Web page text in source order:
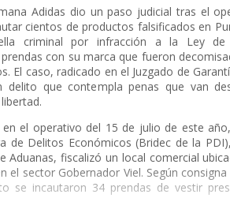
Adidas dio un paso judicial tras el
cientos de productos falsificados en
criminal por infracción a la Ley de
con su marca que fueron
El caso, radicado en el Juzgado de
delito que contempla penas que van
el operativo del 15 de julio de este
de Delitos Económicos (Bridec de la
Aduanas, fiscalizó un local comercial
el sector Gobernador Viel. Según
se incautaron 34 prendas de vestir